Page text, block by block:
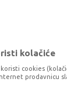
kolačiće
cookies
prodavnicu